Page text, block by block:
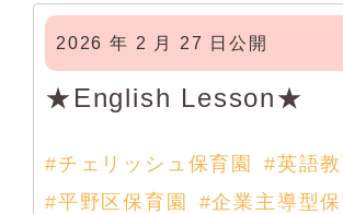
2026 年 2 月 27 日公開
★English Lesson★
#チェリッシュ保育園
#英語
#平野区保育園
#企業主導型保